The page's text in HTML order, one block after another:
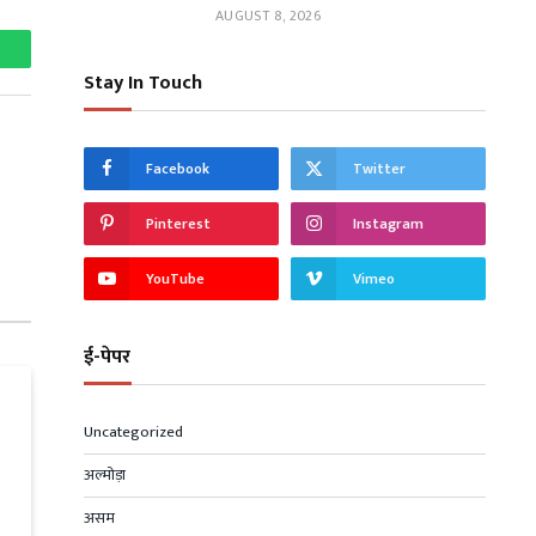
AUGUST 8, 2026
Stay In Touch
Facebook Twitter
Pinterest Instagram
YouTube Vimeo
ई-पेपर
Uncategorized
अल्मोड़ा
असम